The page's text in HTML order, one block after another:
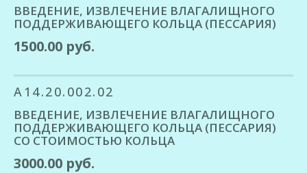
ВВЕДЕНИЕ, ИЗВЛЕЧЕНИЕ ВЛАГАЛИЩНОГО
ПОДДЕРЖИВАЮЩЕГО КОЛЬЦА (ПЕССАРИЯ)
1500.00 руб.
A14.20.002.02
ВВЕДЕНИЕ, ИЗВЛЕЧЕНИЕ ВЛАГАЛИЩНОГО
ПОДДЕРЖИВАЮЩЕГО КОЛЬЦА (ПЕССАРИЯ)
СО СТОИМОСТЬЮ КОЛЬЦА
3000.00 руб.